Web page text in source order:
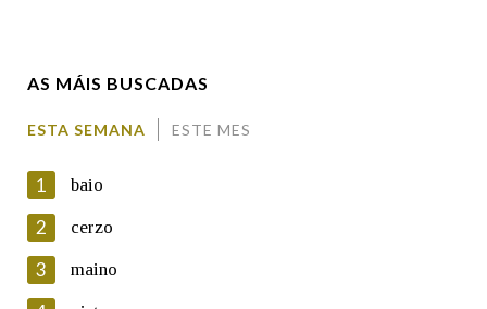
En cumprimento da normativa vixente en materia de
Protección de Datos de Carácter Persoal, a Real Academia
AS MÁIS BUSCADAS
ESTA SEMANA ESTE MES
1 baio
2 cerzo
3 maino